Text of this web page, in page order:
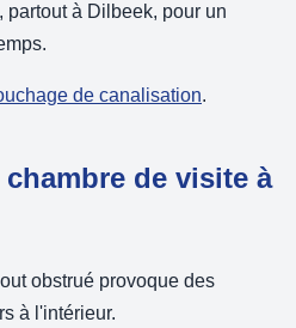
partout à Dilbeek, pour un
de canalisation.
de visite à
obstrué provoque des
à l'intérieur.